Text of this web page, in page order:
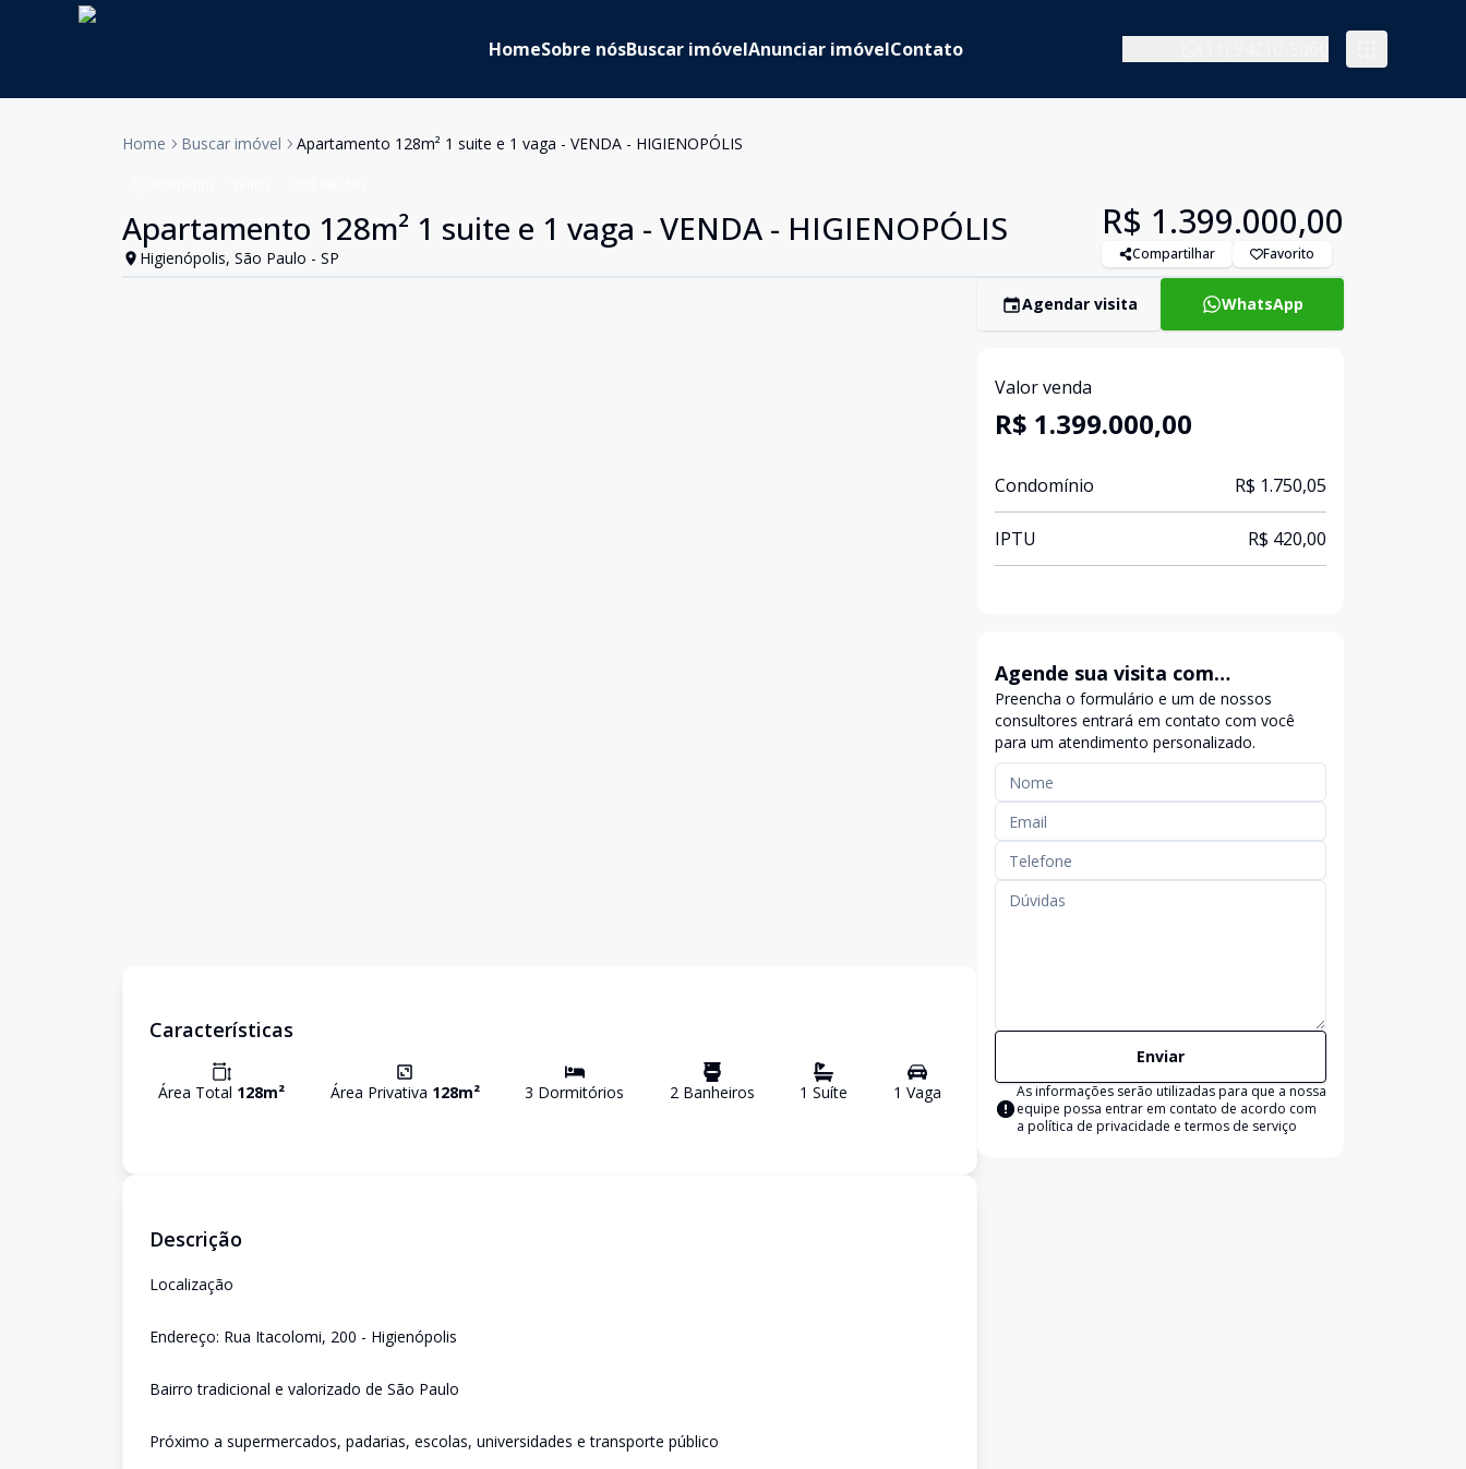
HomeSobre nósBuscar imóvelAnunciar imóvelContato
Home Buscar imóvel Apartamento 128m² 1 suite e 1 vaga - VENDA - HIGIENOPÓLIS
Apartamento 128m² 1 suite e 1 vaga - VENDA - HIGIENOPÓLIS
Higienópolis, São Paulo - SP
R$ 1.399.000,00
Compartilhar Favorito
Características
Área Total 128m² Área Privativa 128m² 3 Dormitórios 2Banheiros 1 Suíte 1 Vaga
Descrição
Localização
Endereço: Rua Itacolomi, 200 - Higienópolis
Bairro tradicional e valorizado de São Paulo
Próximo a supermercados, padarias, escolas, universidades e transporte público
Agendar visita WhatsApp
Valor venda
R$ 1.399.000,00
Condomínio R$ 1.750,05
IPTU R$ 420,00
Agende sua visita com
exclusividade
Preencha o formulário e um de nossos
consultores entrará em contato com você
para um atendimento personalizado.
Enviar
As informações serão utilizadas para que a nossa
equipe possa entrar em contato de acordo com
a política de privacidade e termos de serviço